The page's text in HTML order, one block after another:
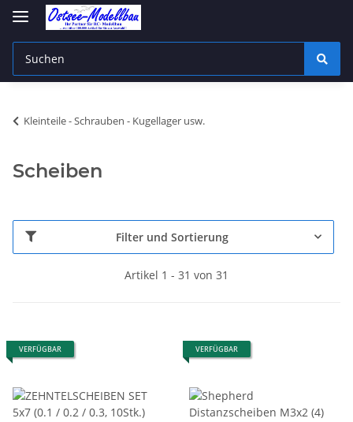
Kleinteile - Schrauben - Kugellager usw.
Scheiben
Filter und Sortierung
Artikel 1 - 31 von 31
VERFÜGBAR VERFÜGBAR